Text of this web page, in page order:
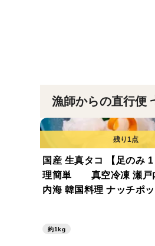
漁師からの直行便
国産 生真タコ 【足のみ
理簡単 真空冷凍 瀬戸内産 瀬戸
内海 韓国料理 ナッチポ
約1kg